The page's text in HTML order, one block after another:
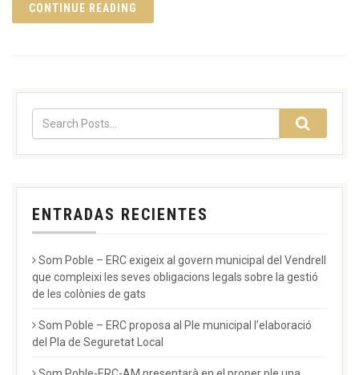
CONTINUE READING
ENTRADAS RECIENTES
Som Poble – ERC exigeix al govern municipal del Vendrell
que compleixi les seves obligacions legals sobre la gestió
de les colònies de gats
Som Poble – ERC proposa al Ple municipal l’elaboració
del Pla de Seguretat Local